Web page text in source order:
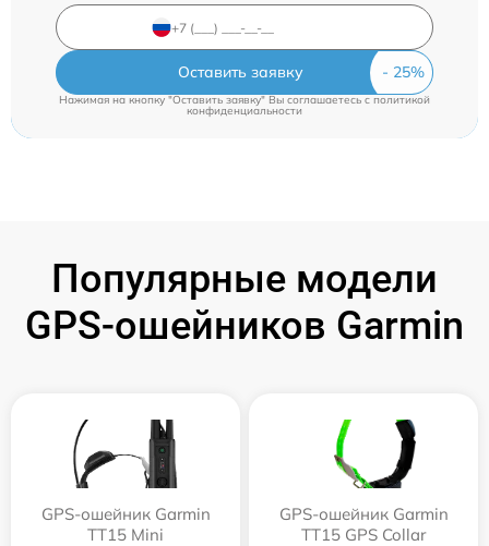
Оставить заявку
Нажимая на кнопку "Оставить заявку" Вы соглашаетесь cполитикой
конфиденциальности
Популярные модели
GPS-ошейников Garmin
GPS-ошейник Garmin
TT15 Mini
GPS-ошейник Garmin
TT15 GPS Collar